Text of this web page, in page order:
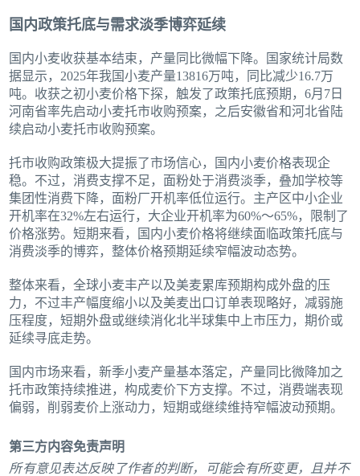
国内政策托底与需求淡季博弈延续
国内小麦收获基本结束，产量同比微幅下降。国家统计局数
据显示，2025年我国小麦产量13816万吨，同比减少16.7万
吨。收获之初小麦价格下探，触发了政策托底预期，6月7日
河南省率先启动小麦托市收购预案，之后安徽省和河北省陆
续启动小麦托市收购预案。
托市收购政策极大提振了市场信心，国内小麦价格表现企
稳。不过，消费支撑不足，面粉处于消费淡季，叠加学校等
集团性消费下降，面粉厂开机率低位运行。主产区中小企业
开机率在32%左右运行，大企业开机率为60%～65%，限制了
价格涨势。短期来看，国内小麦价格将继续面临政策托底与
消费淡季的博弈，整体价格预期延续窄幅波动态势。
整体来看，全球小麦丰产以及美麦累库预期构成外盘的压
力，不过丰产幅度缩小以及美麦出口订单表现略好，减弱施
压程度，短期外盘或继续消化北半球集中上市压力，期价或
延续寻底走势。
国内市场来看，新季小麦产量基本落定，产量同比微降加之
托市政策持续推进，构成麦价下方支撑。不过，消费端表现
偏弱，削弱麦价上涨动力，短期或继续维持窄幅波动预期。
第三方内容免责声明
所有意见表达反映了作者的判断，可能会有所变更，且并不